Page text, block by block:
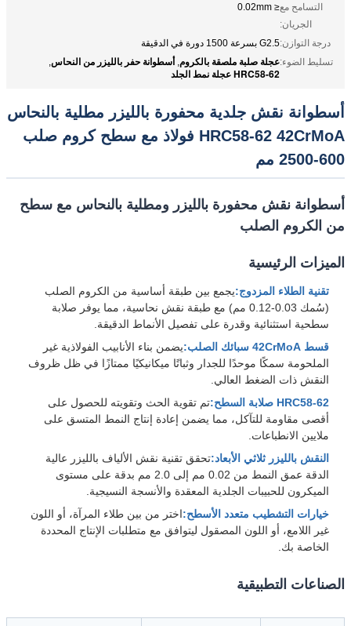
التسامح مع
الجريان:
≤ 0.02mm
درجة التوازن:G2.5 بسرعة 1500 دورة في الدقيقة
تسليط الضوء:عجلة صلبة ملصقة بالكروم,أسطوانة حفر بالليزر من النحاس,
HRC58-62 عجلة نمط الجلد
أسطوانة نقش جلدية محفورة بالليزر مطلية بالنحاس
HRC58-62 42CrMoA فولاذ مع سطح كروم صلب
600-2500 مم
أسطوانة نقش محفورة بالليزر ومطلية بالنحاس مع سطح
من الكروم الصلب
الميزات الرئيسية
تقنية الطلاء المزدوج:يجمع بين طبقة أساسية من الكروم الصلب
(سُمك 0.03-0.12 مم) مع طبقة نقش نحاسية، مما يوفر صلابة
سطحية استثنائية وقدرة على تفصيل الأنماط الدقيقة.
قسط 42CrMoA سبائك الصلب:
يضمن بناء الأنابيب الفولاذية غير
الملحومة سمكًا موحدًا للجدار وثباتًا ميكانيكيًا ممتازًا في ظل ظروف
النقش ذات الضغط العالي.
HRC58-62 صلابة السطح:
تم تقوية الحث وتقويته للحصول على
أقصى مقاومة للتآكل، مما يضمن إعادة إنتاج النمط المتسق على
ملايين الانطباعات.
النقش بالليزر ثلاثي الأبعاد:تحقق تقنية نقش الألياف بالليزر عالية
الدقة عمق النمط من 0.02 مم إلى 2.0 مم بدقة على مستوى
الميكرون للحبيبات الجلدية المعقدة والأنسجة النسيجية.
خيارات التشطيب متعدد الأسطح:اختر من بين طلاء المرآة، أو اللون
غير اللامع، أو اللون المصقول ليتوافق مع متطلبات الإنتاج المحددة
الخاصة بك.
الصناعات التطبيقية